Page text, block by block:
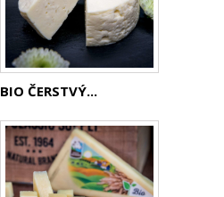
BIO ČERSTVÝ...